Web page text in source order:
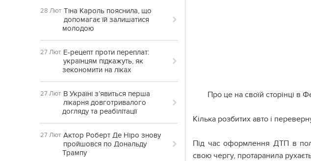
28 Лют Тіна Кароль пояснила, що
допомагає їй залишатися
молодою
27 Лют Е-рецепт проти переплат:
українцям підкажуть, як
зекономити на ліках
27 Лют В Україні з’явиться перша
лікарня довготривалого
догляду та реабілітації
27 Лют Актор Роберт Де Ніро знову
пройшовся по Дональду
Трампу
Про це на своїй сторінці в
Кілька розбитих авто і
Під час оформлення ДТП в
свою чергу, протаранила